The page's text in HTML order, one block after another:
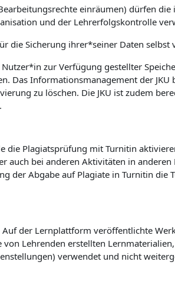
einräumen) dürfen die
und der Lehrerfolgskontrolle
die Sicherung ihrer*seiner Daten selbst
zur Verfügung gestellter
Das Informationsmanagement der JKU
zu löschen. Die JKU ist zudem
die Plagiatsprüfung mit Turnitin
auch bei anderen Aktivitäten in anderen
der Abgabe auf Plagiate in Turnitin die
der Lernplattform veröffentlichte
Lehrenden erstellten
verwendet und nicht